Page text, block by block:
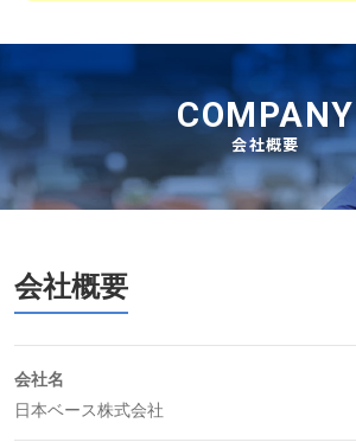
COMPANY
会社概要
会社概要
会社名
日本ベース株式会社